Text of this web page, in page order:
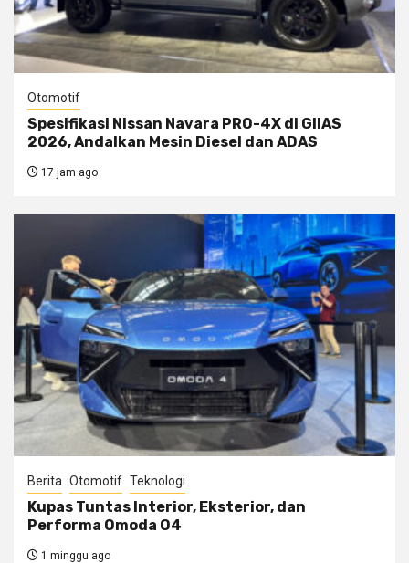
Otomotif
Spesifikasi Nissan Navara PRO-4X di GIIAS
2026, Andalkan Mesin Diesel dan ADAS
17 jam ago
Berita Otomotif Teknologi
Kupas Tuntas Interior, Eksterior, dan
Performa Omoda O4
1 minggu ago